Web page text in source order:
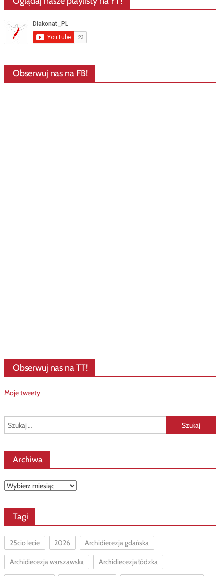
Obserwuj nas na FB!
Obserwuj nas na TT!
Moje tweety
Szukaj:
Archiwa
Archiwa
Tagi
25cio lecie 2026 Archidiecezja gdańska
Archidiecezja warszawska Archidiecezja łódzka